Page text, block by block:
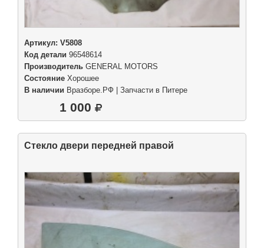
Артикул: V5808
Код детали 96548614
Производитель GENERAL MOTORS
Состояние Хорошее
В наличии Вразборе.РФ | Запчасти в Питере
1 000
Стекло двери передней правой